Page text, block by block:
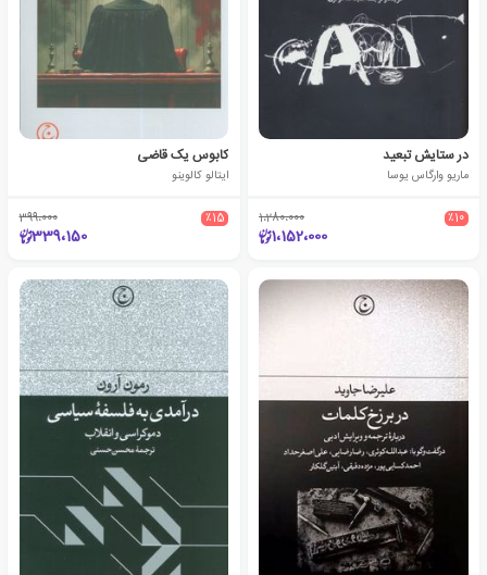
در ستایش تبعید
ماریو وارگاس یوسا
٪10 1،280،000
1،152،000
کابوس یک قاضی
ایتالو کالوینو
٪15 399،000
339،150